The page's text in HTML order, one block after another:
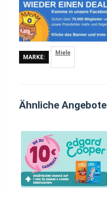
MARKE:
Miele
Ähnliche Angebote